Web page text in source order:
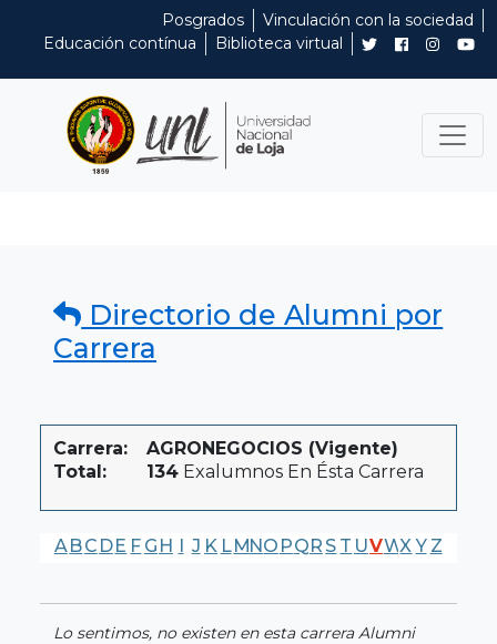
Posgrados
Vinculación con la sociedad
Educación contínua
Biblioteca virtual
Directorio de Alumni por
Carrera
Carrera:
AGRONEGOCIOS (Vigente)
Total:
134 Exalumnos En Ésta Carrera
A BC DE F G H I J K LMNO PQR S T UVWX Y Z
Lo sentimos, no existen en esta carrera Alumni